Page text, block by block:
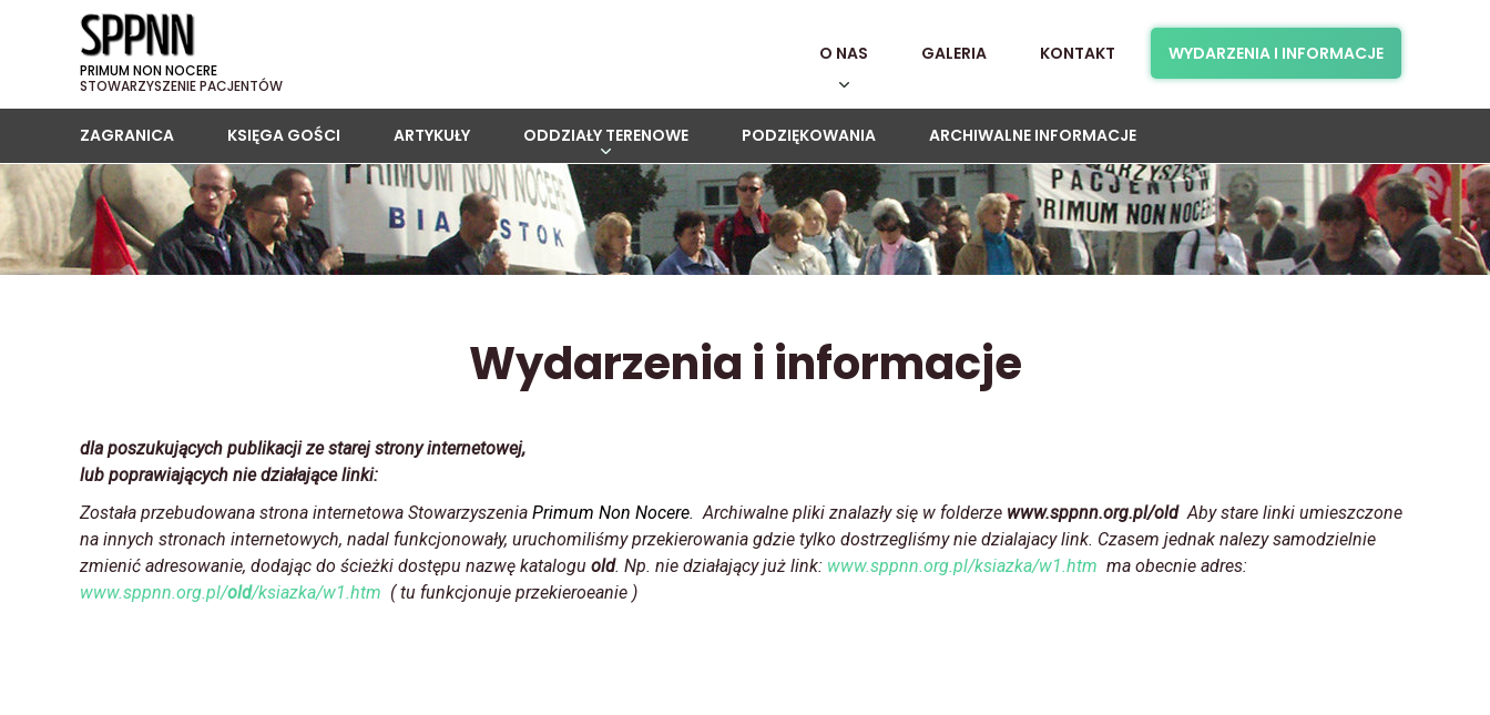
PRIMUM NON NOCERE
STOWARZYSZENIE PACJENTÓW
O NAS GALERIA KONTAKT WYDARZENIA I INFORMACJE
ZAGRANICA KSIĘGA GOŚCI ARTYKUŁY ODDZIAŁY TERENOWE PODZIĘKOWANIA ARCHIWALNE INFORMACJE
Wydarzenia i informacje
dla poszukujących publikacji ze starej strony internetowej,
lub poprawiających nie działające linki:
Została przebudowana strona internetowa Stowarzyszenia Primum Non Nocere. Archiwalne pliki znalazły się w folderze www.sppnn.org.pl/oldAby stare linki umieszczone
na innych stronach internetowych, nadal funkcjonowały, uruchomiliśmy przekierowania gdzie tylko dostrzegliśmy nie dzialajacy link. Czasem jednak nalezy samodzielnie
zmienić adresowanie, dodając do ścieżki dostępu nazwę katalogu old. Np. nie działający już link: www.sppnn.org.pl/ksiazka/w1.htm ma obecnie adres:
www.sppnn.org.pl/old/ksiazka/w1.htm ( tu funkcjonuje przekieroeanie )